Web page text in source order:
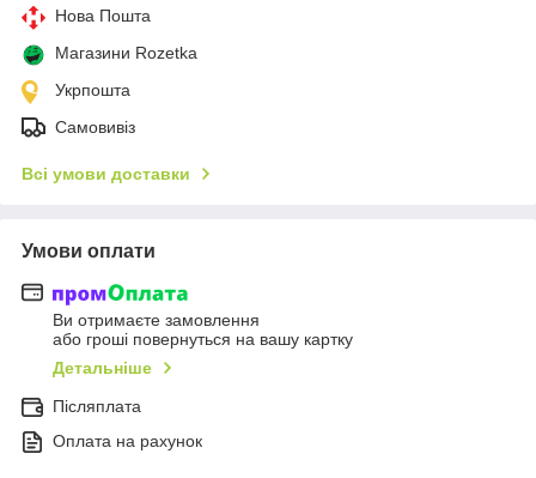
Нова Пошта
Магазини Rozetka
Укрпошта
Самовивіз
Всі умови доставки
Умови оплати
Ви отримаєте замовлення
або гроші повернуться на вашу картку
Детальніше
Післяплата
Оплата на рахунок